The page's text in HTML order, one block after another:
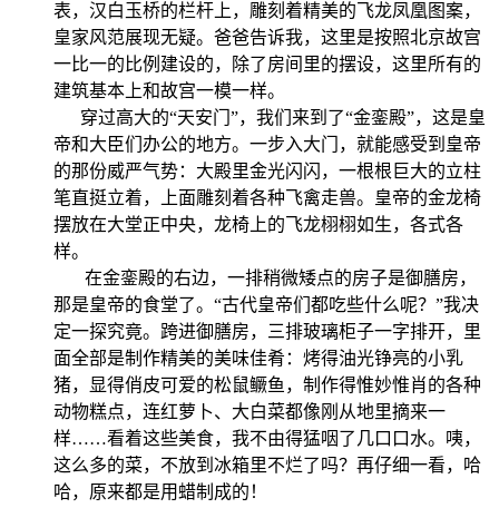
表，汉白玉桥的栏杆上，雕刻着精美的飞龙凤凰图案，
皇家风范展现无疑。爸爸告诉我，这里是按照北京故宫
一比一的比例建设的，除了房间里的摆设，这里所有的
建筑基本上和故宫一模一样。
穿过高大的“天安门”，我们来到了“金銮殿”，这是皇
帝和大臣们办公的地方。一步入大门，就能感受到皇帝
的那份威严气势：大殿里金光闪闪，一根根巨大的立柱
笔直挺立着，上面雕刻着各种飞禽走兽。皇帝的金龙椅
摆放在大堂正中央，龙椅上的飞龙栩栩如生，各式各
样。
在金銮殿的右边，一排稍微矮点的房子是御膳房，
那是皇帝的食堂了。“古代皇帝们都吃些什么呢？”我决
定一探究竟。跨进御膳房，三排玻璃柜子一字排开，里
面全部是制作精美的美味佳肴：烤得油光铮亮的小乳
猪，显得俏皮可爱的松鼠鳜鱼，制作得惟妙惟肖的各种
动物糕点，连红萝卜、大白菜都像刚从地里摘来一
样……看着这些美食，我不由得猛咽了几口口水。咦，
这么多的菜，不放到冰箱里不烂了吗？再仔细一看，哈
哈，原来都是用蜡制成的！